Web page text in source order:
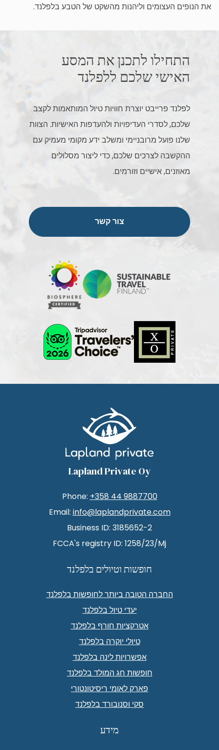
את הנופים העצומים וליהנות מהשקט של הטבע בלפלנד.
התחילו לתכנן את המסע
האישי שלכם ללפלנד
לפלנד פרייבט יוצרת חוויות טיול המותאמות לקצב
שלכם, לסדרי העדיפויות ולהעדפות האישיות. הצוות
שלנו פועל מרובניימי ומשלב ידע מקומי מעמיק עם
ההקשבה לצרכים שלכם, כדי ליצור מסלולים
מאוזנים, אישיים וזורמים.
צור קשר
Lapland Private Oy
Phone: +358 44 9887700
Email: info@laplandprivate.com
Business ID: 3185652-2
FCCA's registry ID: 1258/23/Mj
חופשות וטיולים בלפלנד
החברה הטובה ביותר לחופשות בלפלנד
יעדי טיול בלפלנד
אטרקציות חורף בלפלנד
טיולי יוקרה בלפלנד
אפשרויות לינה בלפלנד
חופשות חג המולד בלפלנד
פארק לאומי ריסיטונטורי
סקי וסנובורד בלפלנד
מידע